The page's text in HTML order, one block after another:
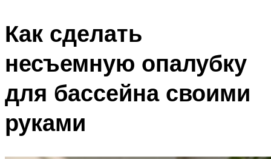
Как сделать
несъемную опалубку
для бассейна своими
руками